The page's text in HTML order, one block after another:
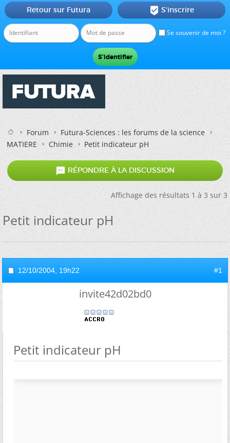
Se souvenir de moi ?
Retour sur Futura  S'inscrire
Forum
Futura-Sciences : les forums de la science
MATIERE
Chimie Petit indicateur pH
 RÉPONDRE À LA DISCUSSION
Affichage des résultats 1 à 3 sur 3
Petit indicateur pH
12/10/2004, 19h22 #1
invite42d02bd0
Petit indicateur pH